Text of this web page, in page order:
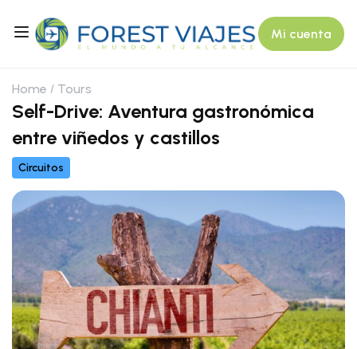
Mi cuenta
Home Tours
Self-Drive: Aventura gastronómica
entre viñedos y castillos
Circuitos